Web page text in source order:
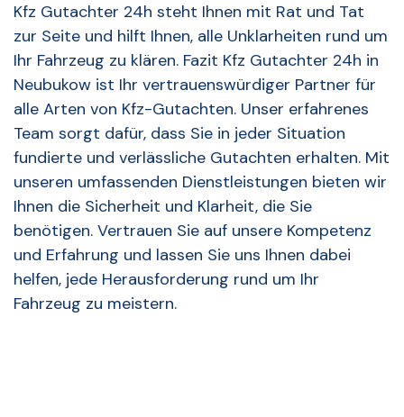
Kfz Gutachter 24h steht Ihnen mit Rat und Tat
zur Seite und hilft Ihnen, alle Unklarheiten rund um
Ihr Fahrzeug zu klären. Fazit Kfz Gutachter 24h in
Neubukow ist Ihr vertrauenswürdiger Partner für
alle Arten von Kfz-Gutachten. Unser erfahrenes
Team sorgt dafür, dass Sie in jeder Situation
fundierte und verlässliche Gutachten erhalten. Mit
unseren umfassenden Dienstleistungen bieten wir
Ihnen die Sicherheit und Klarheit, die Sie
benötigen. Vertrauen Sie auf unsere Kompetenz
und Erfahrung und lassen Sie uns Ihnen dabei
helfen, jede Herausforderung rund um Ihr
Fahrzeug zu meistern.